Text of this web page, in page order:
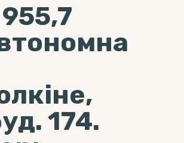
174.